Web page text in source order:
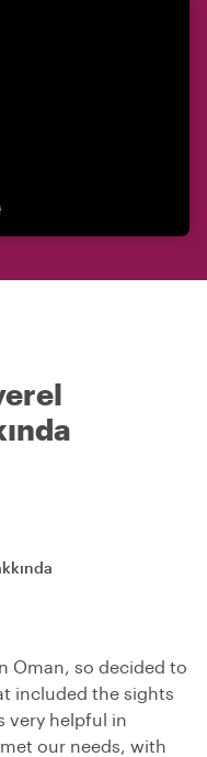
Oman, so decided to
included the sights
very helpful in
our needs, with